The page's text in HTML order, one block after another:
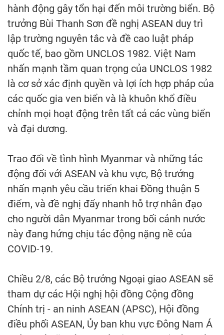
hành động gây tổn hại đến môi trường biển. Bộ
trưởng Bùi Thanh Sơn đề nghị ASEAN duy trì
lập trường nguyên tắc và đề cao luật pháp
quốc tế, bao gồm UNCLOS 1982. Việt Nam
nhấn mạnh tầm quan trọng của UNCLOS 1982
là cơ sở xác định quyền và lợi ích hợp pháp của
các quốc gia ven biển và là khuôn khổ điều
chỉnh mọi hoạt động trên tất cả các vùng biển
và đại dương.
Trao đổi về tình hình Myanmar và những tác
động đối với ASEAN và khu vực, Bộ trưởng
nhấn mạnh yêu cầu triển khai Đồng thuận 5
điểm, và đề nghị đẩy nhanh hỗ trợ nhân đạo
cho người dân Myanmar trong bối cảnh nước
này đang hứng chịu tác động nặng nề của
COVID-19.
Chiều 2/8, các Bộ trưởng Ngoại giao ASEAN sẽ
tham dự các Hội nghị hội đồng Cộng đồng
Chính trị - an ninh ASEAN (APSC), Hội đồng
điều phối ASEAN, Ủy ban khu vực Đông Nam Á